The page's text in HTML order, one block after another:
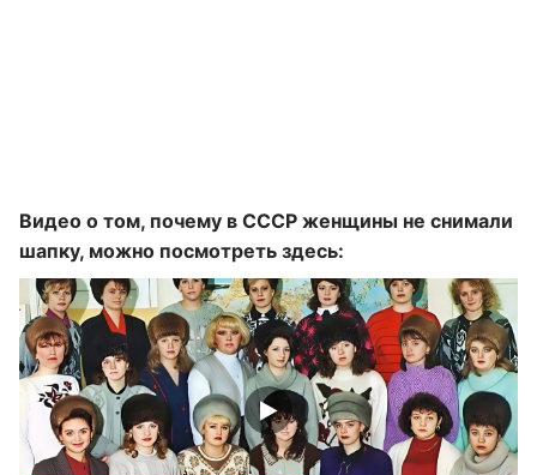
Видео о том, почему в СССР женщины не снимали
шапку, можно посмотреть здесь: